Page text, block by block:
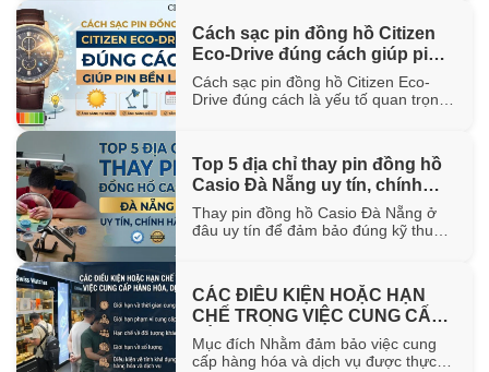
Trong bài viết này, WatchStore sẽ
giúp bạn khám phá nguồn gốc ra đời,
đặc điểm [...]
Cách sạc pin đồng hồ Citizen
Eco-Drive đúng cách giúp pin
bền lâu
Cách sạc pin đồng hồ Citizen Eco-
Drive đúng cách là yếu tố quan trọng
WatchStore sẽ hướng dẫn chi tiết các
phương pháp sạc bằng ánh sáng mặt
trời, ánh [...]
Top 5 địa chỉ thay pin đồng hồ
Casio Đà Nẵng uy tín, chính
hãng
Thay pin đồng hồ Casio Đà Nẵng ở
đâu uy tín để đảm bảo đúng kỹ thuật
thay pin Casio đáng tin cậy tại Đà
Nẵng, đồng thời chia sẻ quy trình
thay pin và bảng giá tham [...]
CÁC ĐIỀU KIỆN HOẶC HẠN
CHẾ TRONG VIỆC CUNG CẤP
HÀNG HÓA, DỊCH VỤ
Mục đích Nhằm đảm bảo việc cung
cấp hàng hóa và dịch vụ được thực